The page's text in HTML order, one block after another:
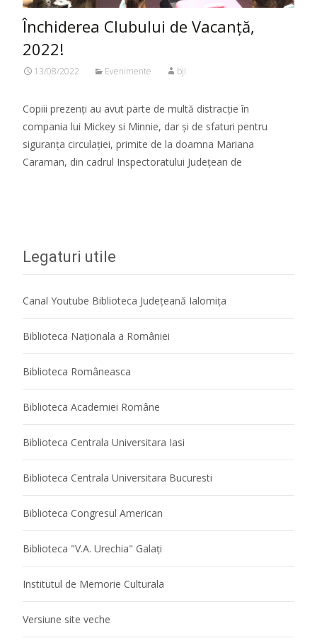
Închiderea Clubului de Vacanță,
2022!
13/08/2022 Evenimente bji
Copiii prezenți au avut parte de multă distracție în
compania lui Mickey si Minnie, dar și de sfaturi pentru
siguranța circulației, primite de la doamna Mariana
Caraman, din cadrul Inspectoratului Județean de
Legaturi utile
Canal Youtube Biblioteca Județeană Ialomița
Biblioteca Naţionala a României
Biblioteca Româneasca
Biblioteca Academiei Române
Biblioteca Centrala Universitara Iasi
Biblioteca Centrala Universitara Bucuresti
Biblioteca Congresul American
Biblioteca "V.A. Urechia" Galaţi
Institutul de Memorie Culturala
Versiune site veche